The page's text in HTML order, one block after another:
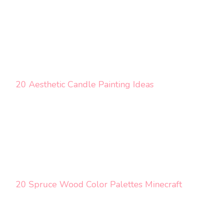
20 Aesthetic Candle Painting Ideas
20 Spruce Wood Color Palettes Minecraft